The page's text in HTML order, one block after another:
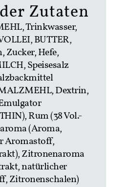
Zutaten
Trinkwasser,
BUTTER,
Zucker, Hefe,
Speisesalz
Dextrin,
Rum (38 Vol.-
(Aroma,
Aromastoff,
Zitronenaroma
natürlicher
Zitronenschalen)